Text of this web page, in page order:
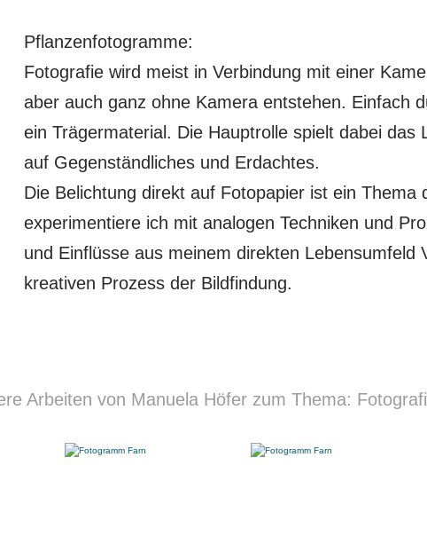
Pflanzenfotogramme:
Fotografie wird meist in Verbindung mit einer
aber auch ganz ohne Kamera entstehen. Einfach
ein Trägermaterial. Die Hauptrolle spielt dabei
auf Gegenständliches und Erdachtes.
Die Belichtung direkt auf Fotopapier ist ein
experimentiere ich mit analogen Techniken und
und Einflüsse aus meinem direkten Lebensumfeld
kreativen Prozess der Bildfindung.
Arbeiten von Manuela Höfer zum Thema: